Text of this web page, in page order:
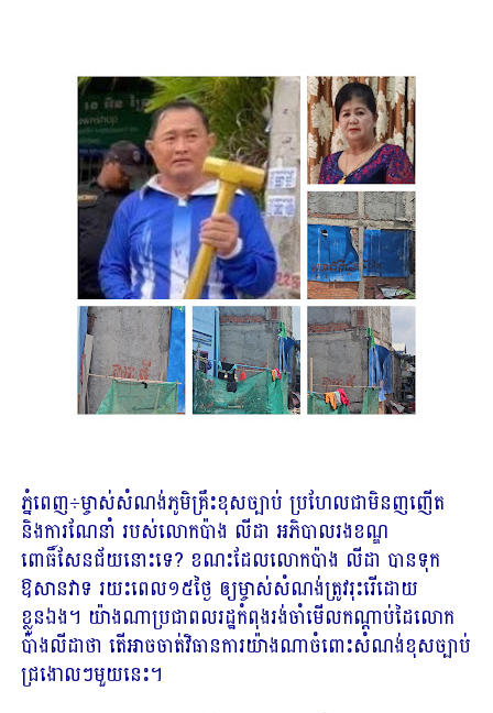
ភ្នំពេញ÷ម្ចាស់សំណង់ភូមិគ្រឹះខុសច្បាប់ ប្រហែលជាមិនញញើត
និងការណែនាំ របស់លោកប៉ាង លីដា អភិបាលរងខណ្ឌ
ពោធិ៍សែនជ័យនោះទេ? ខណះដែលលោកប៉ាង លីដា បានទុក
ឱសានវាទ រយះពេល១៥ថ្ងៃ ឲ្យម្ចាស់សំណង់ត្រូវរុះរើដោយ
ខ្លួនឯង។ យ៉ាងណាប្រជាពលរដ្ឋកំពុងរង់ចាំមើលកណ្ដាប់ដៃលោក
ប៉ាងលីដាថា តើអាចចាត់វិធានការយ៉ាងណាចំពោះសំណង់ខុសច្បាប់
ជ្រងោលៗមួយនេះ។